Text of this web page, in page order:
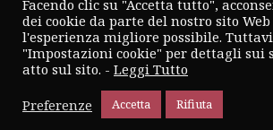
CANTINA TERZINI 2026 CREATED BY
AGENCY- DIGITAL PARTNER
Facendo clic su "Accetta tutto",
dei cookie da parte del nostro sito
l'esperienza migliore possibile.
"Impostazioni cookie" per dettagli sui
atto sul sito. - Leggi Tutto
Preferenze
Accetta Rifiuta